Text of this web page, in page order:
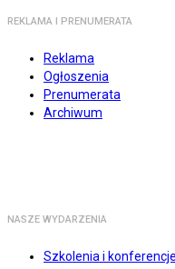
REKLAMA I PRENUMERATA
Reklama
Ogłoszenia
Prenumerata
Archiwum
NASZE WYDARZENIA
Szkolenia i konferencje